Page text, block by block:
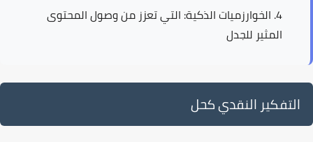
الخوارزميات الذكية: التي تعزز من وصول المحتوى
المثير للجدل
التفكير النقدي كحل